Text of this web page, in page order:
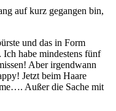
auf kurz gegangen bin,
und das in Form
habe mindestens fünf
Aber irgendwann
Jetzt beim Haare
Außer die Sache mit